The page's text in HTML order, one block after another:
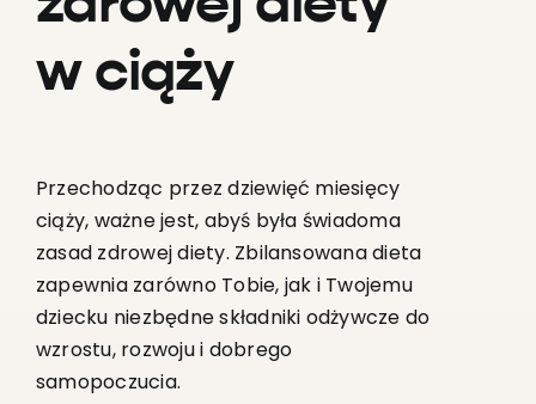
w ciąży
Przechodząc przez dziewięć miesięcy
ciąży, ważne jest, abyś była świadoma
zasad zdrowej diety. Zbilansowana dieta
zapewnia zarówno Tobie, jak i Twojemu
dziecku niezbędne składniki odżywcze do
wzrostu, rozwoju i dobrego
samopoczucia.